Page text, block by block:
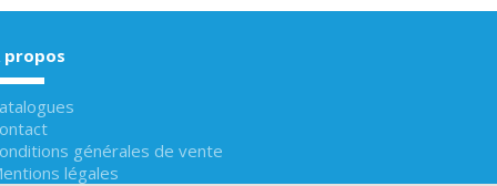
propos
générales de vente
légales